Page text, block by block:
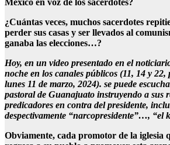
México en voz de los sacerdotes?
¿Cuántas veces, muchos sacerdotes
perder sus casas y ser llevados al
ganaba las elecciones…?
Hoy, en un video presentado en el
noche en los canales públicos (11, 14 y 22,
lunes 11 de marzo, 2024). se puede
pastoral de Guanajuato instruyendo a sus
predicadores en contra del presidente,
despectivamente “narcopresidente”…, “el
Obviamente, cada promotor de la iglesia